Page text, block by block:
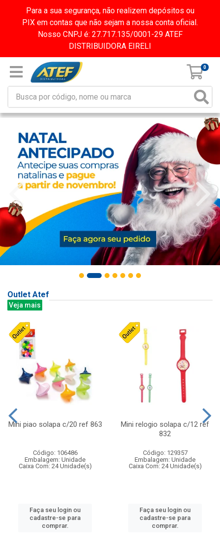
Para a sua segurança, não realizem depósitos ou
PIX em contas que não sejam a nossa conta oficial.
Nosso CNPJ é: 27.717.135/0001-29 ATEF
DISTRIBUIDORA EIRELI
0
Outlet Atef
Veja mais
Mini piao solapa c/20 ref 863
Código: 106486
Embalagem: Unidade
Caixa Com: 24 Unidade(s)
Faça seu login ou
cadastre-se para
comprar.
Mini relogio solapa c/12 ref
832
Código: 129357
Embalagem: Unidade
Caixa Com: 24 Unidade(s)
Faça seu login ou
cadastre-se para
comprar.